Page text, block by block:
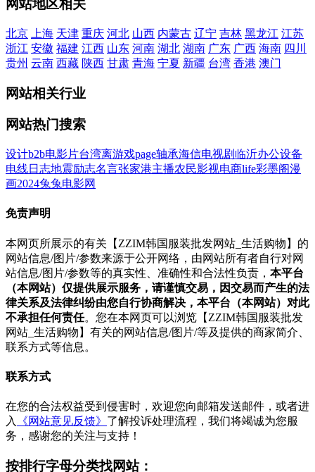
网站地区相关
北京 上海 天津 重庆 河北 山西 内蒙古 辽宁 吉林 黑龙江 江苏
浙江 安徽 福建 江西 山东 河南 湖北 湖南 广东 广西 海南 四川
贵州 云南 西藏 陕西 甘肃 青海 宁夏 新疆 台湾 香港 澳门
网站相关行业
网站热门搜索
设计b2b电影片台湾离游戏page轴承海信电视剧 临沂办公设备
电线日志地震励志名言张家港主播农民影视电商life彩墨阁漫
画2024兔兔电影网
免责声明
本网页所展示的有关【ZZIM韩国服装批发网站_生活购物】的
网站信息/图片/参数来源于公开网络，由网站所有者自行对网
站信息/图片/参数等的真实性、准确性和合法性负责， 本平台
（本网站）仅提供展示服务，请谨慎交易，因交易而产生的法
律关系及法律纠纷由您自行协商解决，本平台（本网站）对此
不承担任何责任。您在本网页可以浏览【ZZIM韩国服装批发
网站_生活购物】有关的网站信息/图片/等及提供的商家简介、
联系方式等信息。
联系方式
在您的合法权益受到侵害时，欢迎您向邮箱发送邮件，或者进
入
《网站意见反馈》 了解投诉处理流程，我们将竭诚为您服
务，感谢您的关注与支持！
按排行字母分类找网站：